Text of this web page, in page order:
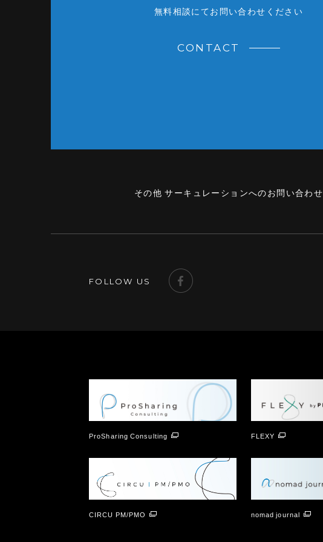
無料相談にてお問い合わせください
CONTACT
その他 サーキュレーションへのお問い合わせ
FOLLOW US
ProSharing Consulting FLEXY
CIRCU PM/PMO nomad journal